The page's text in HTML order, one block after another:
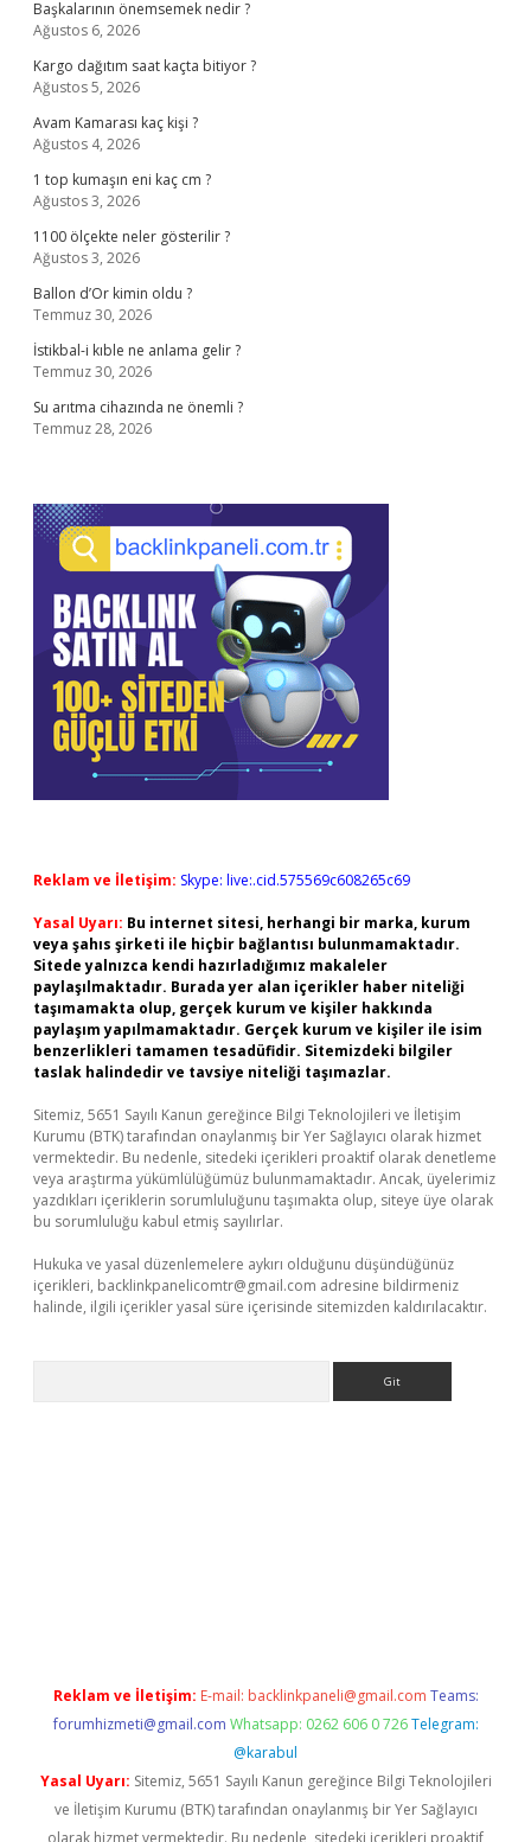
Başkalarının önemsemek nedir ?
Ağustos 6, 2026
Kargo dağıtım saat kaçta bitiyor ?
Ağustos 5, 2026
Avam Kamarası kaç kişi ?
Ağustos 4, 2026
1 top kumaşın eni kaç cm ?
Ağustos 3, 2026
1100 ölçekte neler gösterilir ?
Ağustos 3, 2026
Ballon d’Or kimin oldu ?
Temmuz 30, 2026
İstikbal-i kıble ne anlama gelir ?
Temmuz 30, 2026
Su arıtma cihazında ne önemli ?
Temmuz 28, 2026
Reklam ve İletişim: Skype: live:.cid.575569c608265c69
Yasal Uyarı: Bu internet sitesi, herhangi bir marka, kurum
veya şahıs şirketi ile hiçbir bağlantısı bulunmamaktadır.
Sitede yalnızca kendi hazırladığımız makaleler
paylaşılmaktadır. Burada yer alan içerikler haber niteliği
taşımamakta olup, gerçek kurum ve kişiler hakkında
paylaşım yapılmamaktadır. Gerçek kurum ve kişiler ile isim
benzerlikleri tamamen tesadüfidir. Sitemizdeki bilgiler
taslak halindedir ve tavsiye niteliği taşımazlar.
Sitemiz, 5651 Sayılı Kanun gereğince Bilgi Teknolojileri ve İletişim
Kurumu (BTK) tarafından onaylanmış bir Yer Sağlayıcı olarak hizmet
vermektedir. Bu nedenle, sitedeki içerikleri proaktif olarak denetleme
veya araştırma yükümlülüğümüz bulunmamaktadır. Ancak, üyelerimiz
yazdıkları içeriklerin sorumluluğunu taşımakta olup, siteye üye olarak
bu sorumluluğu kabul etmiş sayılırlar.
Hukuka ve yasal düzenlemelere aykırı olduğunu düşündüğünüz
içerikleri, backlinkpanelicomtr@gmail.com adresine bildirmeniz
halinde, ilgili içerikler yasal süre içerisinde sitemizden kaldırılacaktır.
Reklam ve İletişim: E-mail: backlinkpaneli@gmail.com Teams:
forumhizmeti@gmail.com Whatsapp: 0262 606 0 726 Telegram:
@karabul
Yasal Uyarı: Sitemiz, 5651 Sayılı Kanun gereğince Bilgi Teknolojileri
ve İletişim Kurumu (BTK) tarafından onaylanmış bir Yer Sağlayıcı
olarak hizmet vermektedir. Bu nedenle, sitedeki içerikleri proaktif